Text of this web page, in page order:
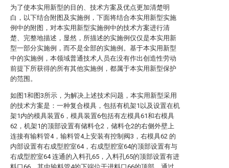
为了使本实用新型的目的、技术方案及优点更加清楚明
白，以下结合附图及实施例，下面将结合本实用新型实施
例中的附图，对本实用新型实施例中的技术方案进行清
楚、完整地描述，显然，所描述的实施例仅仅是本实用新
型一部分实施例，而不是全部的实施例。基于本实用新型
中的实施例，本领域普通技术人员在没有作出创造性劳动
前提下所获得的所有其他实施例，都属于本实用新型保护
的范围。
如图1和图3所示，为解决上述技术问题，本实用新型采用
的技术方案是：一种复合模具，包括有机架1以及设置在机
架1内的模具装置6，模具装置6包括有左模具61和右模具
62，机架1的顶部设置有储料仓2，储料仓2的右侧外壁上
连接有输料管4，输料管4上安装有控制阀3，右模具62 的
内部设置有右成型腔室64，右成型腔室64的顶部设置有与
右成型腔室64 连通的入料孔65，入料孔65的顶部设置有进